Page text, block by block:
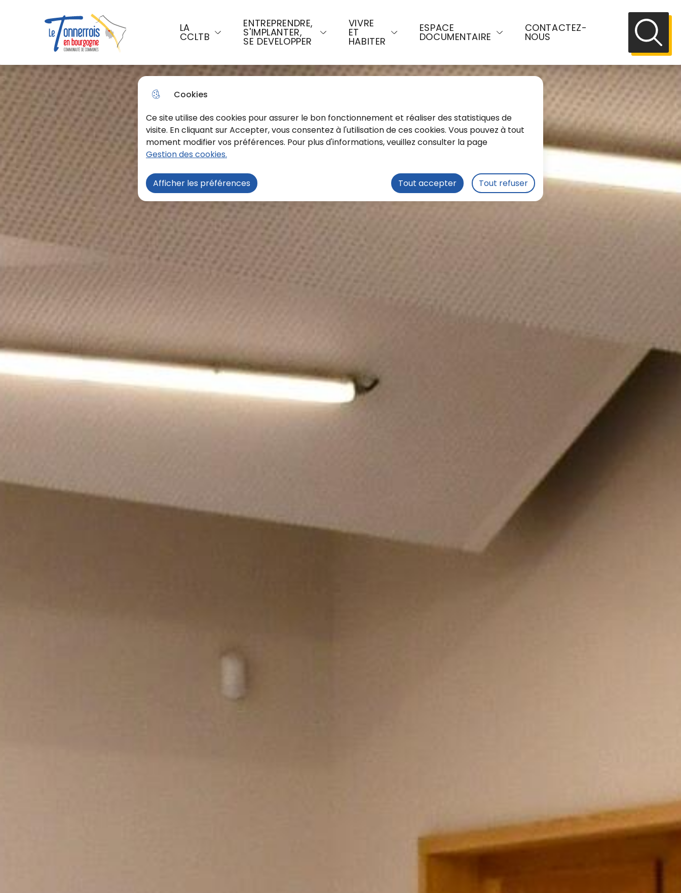
Cookies
Ce site utilise des cookies pour assurer le bon fonctionnement et réaliser des statistiques de
visite. En cliquant sur Accepter, vous consentez à l'utilisation de ces cookies. Vous pouvez à tout
moment modifier vos préférences. Pour plus d'informations, veuillez consulter la page
Gestion des cookies.
Afficher les préférences Tout accepter Tout refuser
Aller au menu Aller à la recherche Aller au contenu principal Consulter le plan du site
Menu principal
LA
CCLTB
ENTREPRENDRE,
S'IMPLANTER,
SE DEVELOPPER
VIVRE
ET
HABITER
ESPACE
DOCUMENTAIRE
CONTACTEZ-
NOUS